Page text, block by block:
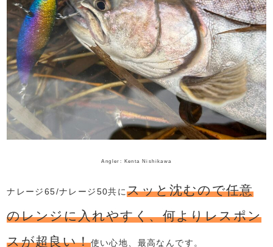
Angler: Kenta Nishikawa
ナレージ65/ナレージ50共にスッと沈むので任意
のレンジに入れやすく、何よりレスポン
スが超良い！使い心地、最高なんです。